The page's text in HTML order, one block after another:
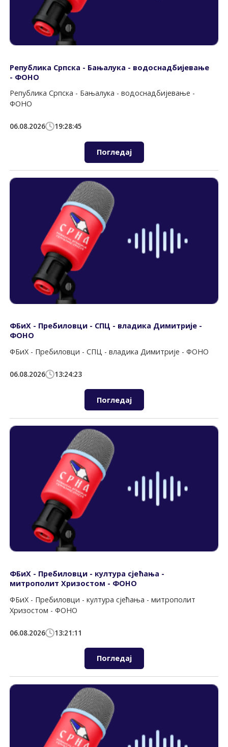
Република Српска - Бањалука - водоснадбијевање
- ФОНО
Република Српска - Бањалука - водоснадбијевање -
ФОНО
06.08.2026 19:28:45
Погледај
ФБиХ - Пребиловци - СПЦ - владика Димитрије -
ФОНО
ФБиХ - Пребиловци - СПЦ - владика Димитрије - ФОНО
06.08.2026 13:24:23
Погледај
ФБиХ - Пребиловци - култура сјећања -
митрополит Хризостом - ФОНО
ФБиХ - Пребиловци - култура сјећања - митрополит
Хризостом - ФОНО
06.08.2026 13:21:11
Погледај